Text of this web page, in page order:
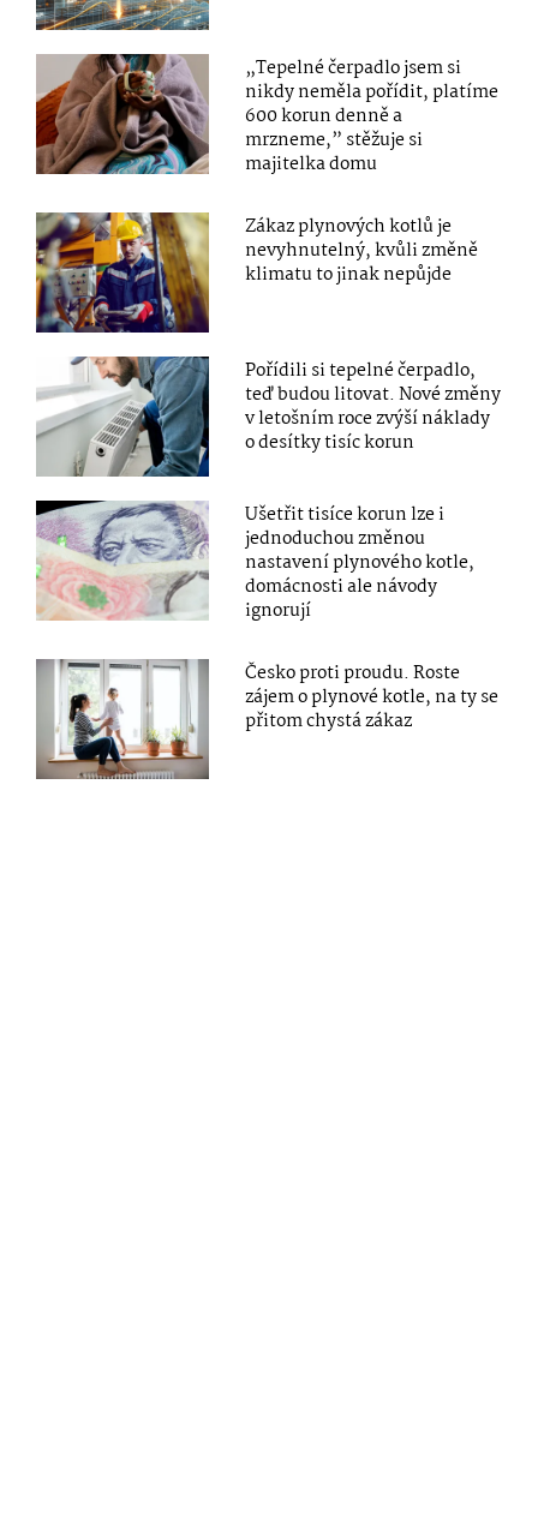
„Tepelné čerpadlo jsem si
nikdy neměla pořídit, platíme
600 korun denně a
mrzneme,” stěžuje si
majitelka domu
Zákaz plynových kotlů je
nevyhnutelný, kvůli změně
klimatu to jinak nepůjde
Pořídili si tepelné čerpadlo,
teď budou litovat. Nové změny
v letošním roce zvýší náklady
o desítky tisíc korun
Ušetřit tisíce korun lze i
jednoduchou změnou
nastavení plynového kotle,
domácnosti ale návody
ignorují
Česko proti proudu. Roste
zájem o plynové kotle, na ty se
přitom chystá zákaz